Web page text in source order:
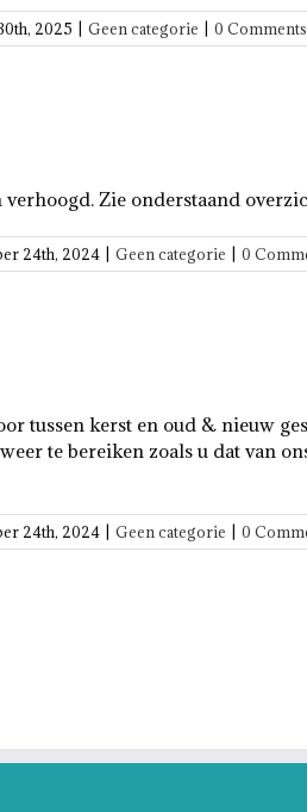
2025 Geen categorie 0 Comments
Zie onderstaand
24th, 2024 Geen categorie 0
tussen kerst en oud & nieuw
te bereiken zoals u dat van
24th, 2024 Geen categorie 0